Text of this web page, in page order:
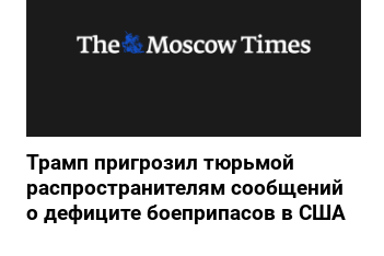
Трамп пригрозил тюрьмой
распространителям сообщений
о дефиците боеприпасов в США